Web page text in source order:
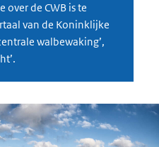
de CWB is te
van de Koninklijke
walbewaking’,